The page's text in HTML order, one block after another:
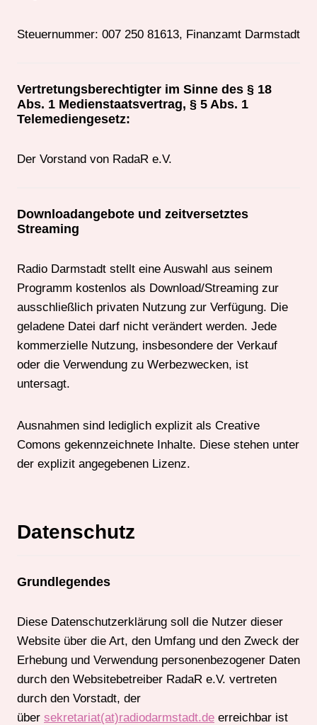
Steuernummer: 007 250 81613, Finanzamt Darmstadt
Vertretungsberechtigter im Sinne des § 18
Abs. 1 Medienstaatsvertrag, § 5 Abs. 1
Telemediengesetz:
Der Vorstand von RadaR e.V.
Downloadangebote und zeitversetztes
Streaming
Radio Darmstadt stellt eine Auswahl aus seinem
Programm kostenlos als Download/Streaming zur
ausschließlich privaten Nutzung zur Verfügung. Die
geladene Datei darf nicht verändert werden. Jede
kommerzielle Nutzung, insbesondere der Verkauf
oder die Verwendung zu Werbezwecken, ist
untersagt.
Ausnahmen sind lediglich explizit als Creative
Comons gekennzeichnete Inhalte. Diese stehen unter
der explizit angegebenen Lizenz.
Datenschutz
Grundlegendes
Diese Datenschutzerklärung soll die Nutzer dieser
Website über die Art, den Umfang und den Zweck der
Erhebung und Verwendung personenbezogener Daten
durch den Websitebetreiber RadaR e.V. vertreten
durch den Vorstadt, der
über sekretariat(at)radiodarmstadt.de erreichbar ist